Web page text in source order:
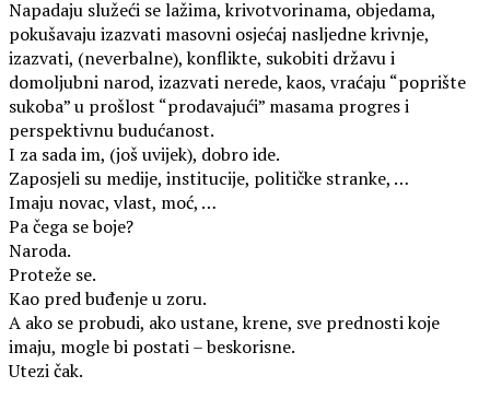
Napadaju služeći se lažima, krivotvorinama, objedama,
pokušavaju izazvati masovni osjećaj nasljedne krivnje,
izazvati, (neverbalne), konflikte, sukobiti državu i
domoljubni narod, izazvati nerede, kaos, vraćaju “poprište
sukoba” u prošlost “prodavajući” masama progres i
perspektivnu budućanost.
I za sada im, (još uvijek), dobro ide.
Zaposjeli su medije, institucije, političke stranke, …
Imaju novac, vlast, moć, …
Pa čega se boje?
Naroda.
Proteže se.
Kao pred buđenje u zoru.
A ako se probudi, ako ustane, krene, sve prednosti koje
imaju, mogle bi postati – beskorisne.
Utezi čak.